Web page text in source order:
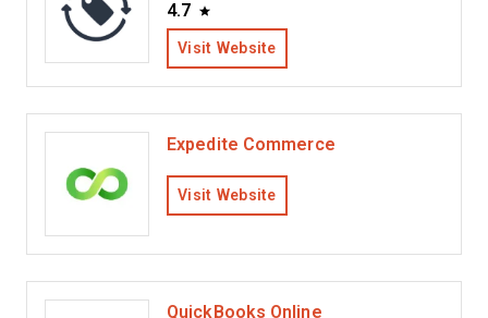
4.7
Visit Website
Expedite Commerce
Visit Website
QuickBooks Online